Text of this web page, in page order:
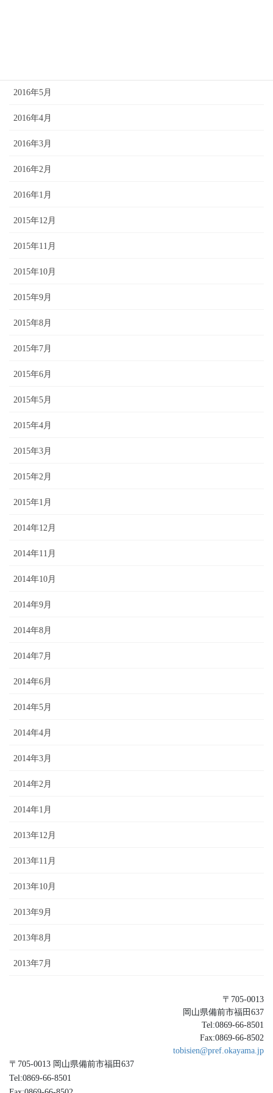
2016年5月
2016年4月
2016年3月
2016年2月
2016年1月
2015年12月
2015年11月
2015年10月
2015年9月
2015年8月
2015年7月
2015年6月
2015年5月
2015年4月
2015年3月
2015年2月
2015年1月
2014年12月
2014年11月
2014年10月
2014年9月
2014年8月
2014年7月
2014年6月
2014年5月
2014年4月
2014年3月
2014年2月
2014年1月
2013年12月
2013年11月
2013年10月
2013年9月
2013年8月
2013年7月
〒705-0013
岡山県備前市福田637
Tel:0869-66-8501
Fax:0869-66-8502
tobisien@pref.okayama.jp
〒705-0013 岡山県備前市福田637
Tel:0869-66-8501